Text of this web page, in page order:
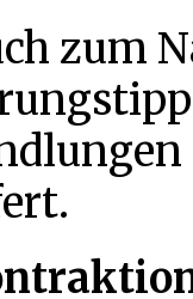
zum